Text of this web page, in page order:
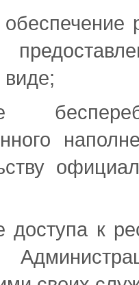
виде;
доступа к